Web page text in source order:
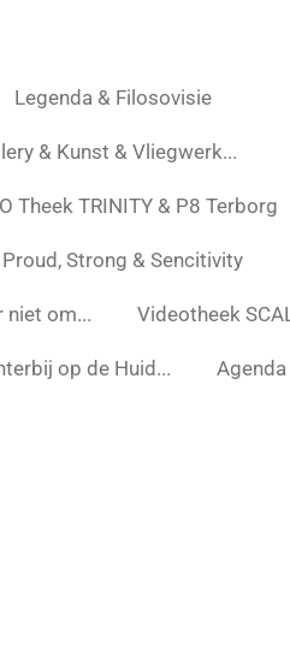
Legenda & Filosovisie
& Kunst & Vliegwerk...
Theek TRINITY & P8 Terborg
Proud, Strong & Sencitivity
niet om... Videotheek
op de Huid... Agenda